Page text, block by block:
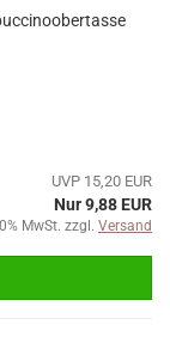
UVP 15,20 EUR
Nur 9,88 EUR
MwSt. zzgl. Versand